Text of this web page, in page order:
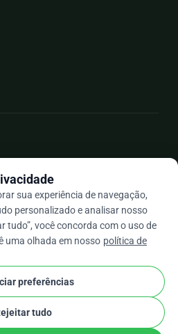
em mais de 500 avaliações
Privacidade e cookies
de Cookies
sua experiência de navegação,
personalizado e analisar nosso
tudo”, você concorda com o uso de
uma olhada em nosso política de
preferências
tudo